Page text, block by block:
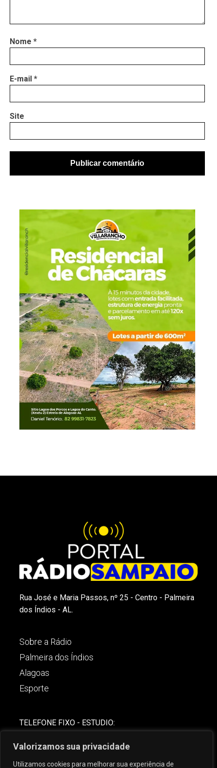
Valorizamos sua privacidade
Utilizamos cookies para melhorar sua experiência de
Nome *
E-mail *
Site
Rua José e Maria Passos, nº 25 - Centro - Palmeira
dos Índios - AL.
Sobre a Rádio
Palmeira dos Índios
Alagoas
Esporte
TELEFONE FIXO - ESTUDIO: